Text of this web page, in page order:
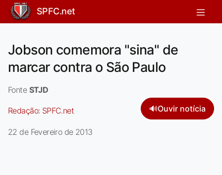
SPFC.net
Jobson comemora "sina" de
marcar contra o São Paulo
Fonte STJD
Redação: SPFC.net 🔊Ouvir notícia
22 de Fevereiro de 2013